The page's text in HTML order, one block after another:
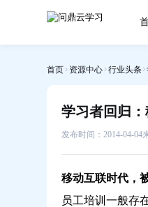
首页 资源中心 行业头条
学习者回归
发布时间：2014-04-04
移动互联时代，
员工培训一般存